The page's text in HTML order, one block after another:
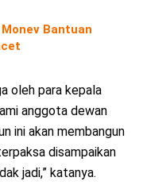
Bantuan
oleh para kepala
anggota dewan
ini akan membangun
disampaikan
jadi,” katanya.